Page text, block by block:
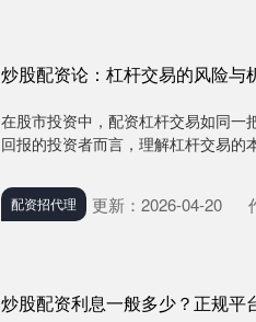
炒股配资论：杠杆交易的风险与
在股市投资中，配资杠杆交易如同一
回报的投资者而言，理解杠杆交易的
配资招代理 更新：2026-04-20
炒股配资利息一般多少？正规平